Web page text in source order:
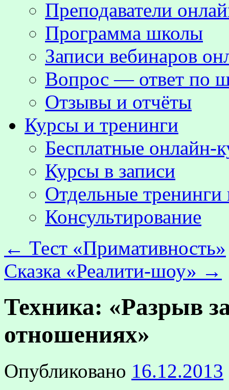
Преподаватели
Программа школы
Записи вебинаров
Вопрос — ответ по
Отзывы и отчёты
Курсы и тренинги
Бесплатные онлайн-
Курсы в записи
Отдельные тренинги
Консультирование
← Тест «Примативность»
Сказка «Реалити-шоу» →
Техника: «Разрыв
отношениях»
Опубликовано 16.12.2013